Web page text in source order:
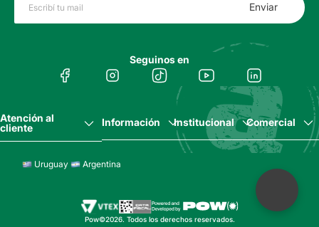
Enviar
Seguinos en
Atención al
cliente
Información Institucional Comercial
Uruguay Argentina
Pow©2026. Todos los derechos reservados.